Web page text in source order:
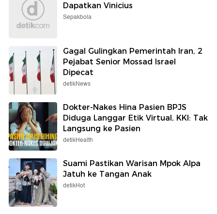
Dapatkan Vinicius
Sepakbola
Gagal Gulingkan Pemerintah Iran, 2
Pejabat Senior Mossad Israel
Dipecat
detikNews
Dokter-Nakes Hina Pasien BPJS
Diduga Langgar Etik Virtual, KKI: Tak
Langsung ke Pasien
detikHealth
Suami Pastikan Warisan Mpok Alpa
Jatuh ke Tangan Anak
detikHot